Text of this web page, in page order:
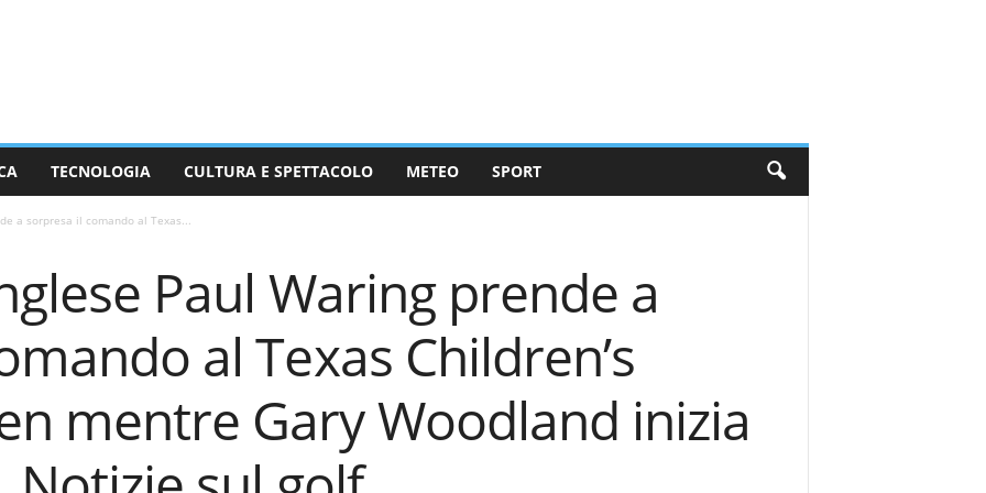
TECNOLOGIA CULTURA E SPETTACOLO METEO SPORT
a sorpresa il comando al Texas...
Paul Waring prende a
al Texas Children’s
mentre Gary Woodland inizia